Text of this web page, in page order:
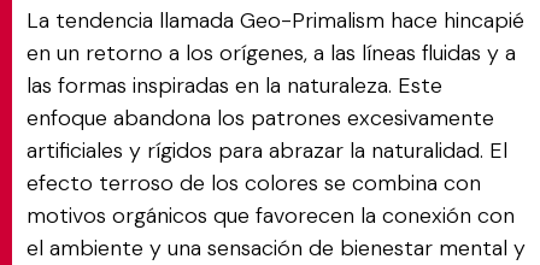
La tendencia llamada Geo-Primalism hace hincapié
en un retorno a los orígenes, a las líneas fluidas y a
las formas inspiradas en la naturaleza. Este
enfoque abandona los patrones excesivamente
artificiales y rígidos para abrazar la naturalidad. El
efecto terroso de los colores se combina con
motivos orgánicos que favorecen la conexión con
el ambiente y una sensación de bienestar mental y